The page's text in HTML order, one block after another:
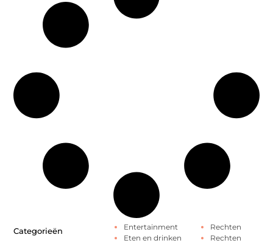
Categorieën
Entertainment
Eten en drinken
Rechten
Rechten